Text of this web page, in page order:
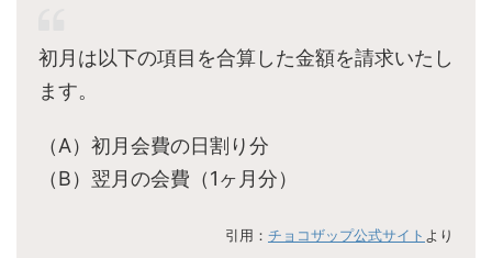
初月は以下の項目を合算した金額を請求いたし
ます。
（A）初月会費の日割り分
（B）翌月の会費（1ヶ月分）
引用： チョコザップ公式サイト より